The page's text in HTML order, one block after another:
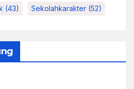
(43) Sekolahkarakter (52)